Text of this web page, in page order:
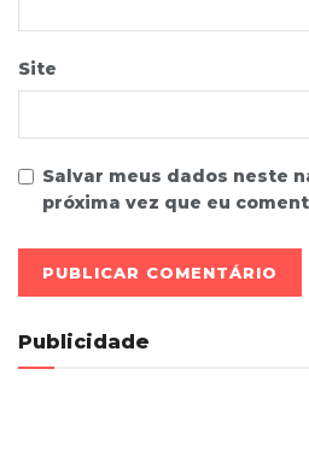
Site
Salvar meus dados neste
próxima vez que eu
Publicidade